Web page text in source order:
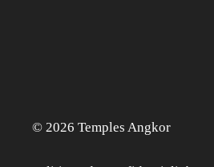
© 2026 Temples Angkor